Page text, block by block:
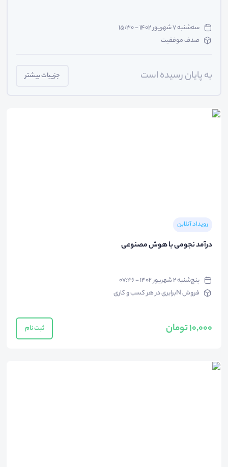
سه‌شنبه ۷ شهریور ۱۴۰۲ - ۱۵:۳۰
صدف موفقیت
به پایان رسیده است جزییات بیشتر
رویداد آنلاین
درآمد نجومی با هوش مصنوعی
پنج‌شنبه ۲ شهریور ۱۴۰۲ - ۰۷:۴۶
فروش Nبرابری در هر کسب و کاری
10,000 تومان ثبت نام